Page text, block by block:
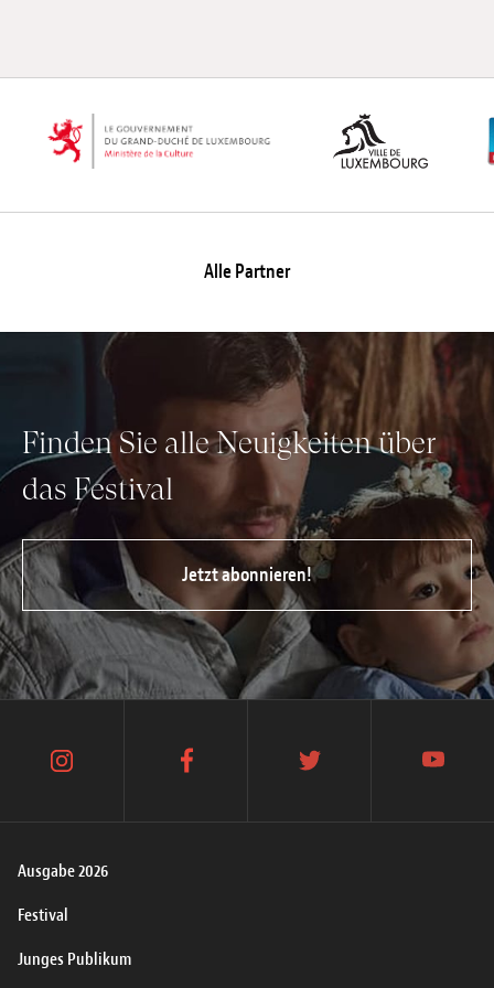
Einreichungen
Archives
Herunterladen
Alle Partner
Finden Sie alle Neuigkeiten über
das Festival
Jetzt abonnieren!
Ausgabe 2026
Festival
Junges Publikum
instagram facebook twitter youtube